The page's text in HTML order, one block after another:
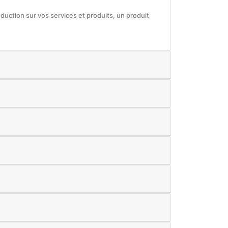
sur vos services et produits, un produit